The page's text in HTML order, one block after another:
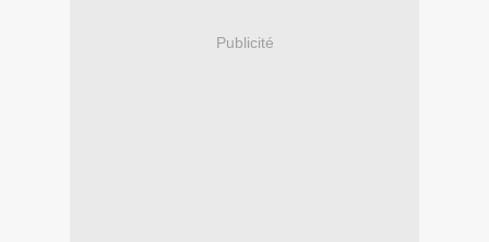
Publicité